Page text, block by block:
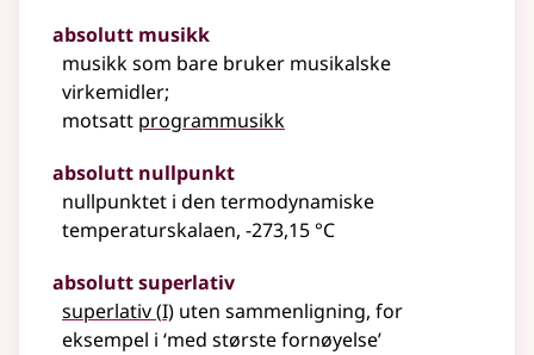
absolutt musikk
musikk som bare bruker musikalske
virkemidler;
motsatt programmusikk
absolutt nullpunkt
nullpunktet i den termodynamiske
temperaturskalaen, -273,15 °C
absolutt superlativ
superlativ(1
I) uten sammenligning, for
eksempel i ‘med største fornøyelse’